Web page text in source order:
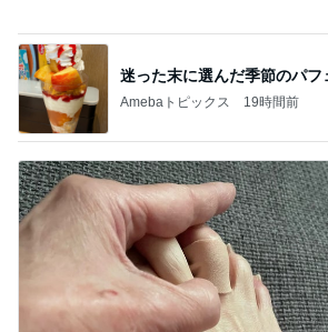
知らない間にできていて驚いたアザ
Amebaトピックス 1日前
記事を読む